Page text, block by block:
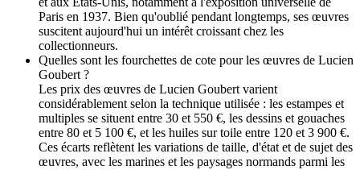
Paris en 1937. Bien qu'oublié pendant longtemps, ses œuvres
suscitent aujourd'hui un intérêt croissant chez les
collectionneurs.
Quelles sont les fourchettes de cote pour les œuvres de Lucien
Goubert ?
Les prix des œuvres de Lucien Goubert varient
considérablement selon la technique utilisée : les estampes et
multiples se situent entre 30 et 550 €, les dessins et gouaches
entre 80 et 5 100 €, et les huiles sur toile entre 120 et 3 900 €.
Ces écarts reflètent les variations de taille, d'état et de sujet des
œuvres, avec les marines et les paysages normands parmi les